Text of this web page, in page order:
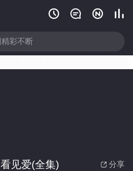
   
 分享
看见爱(全集)